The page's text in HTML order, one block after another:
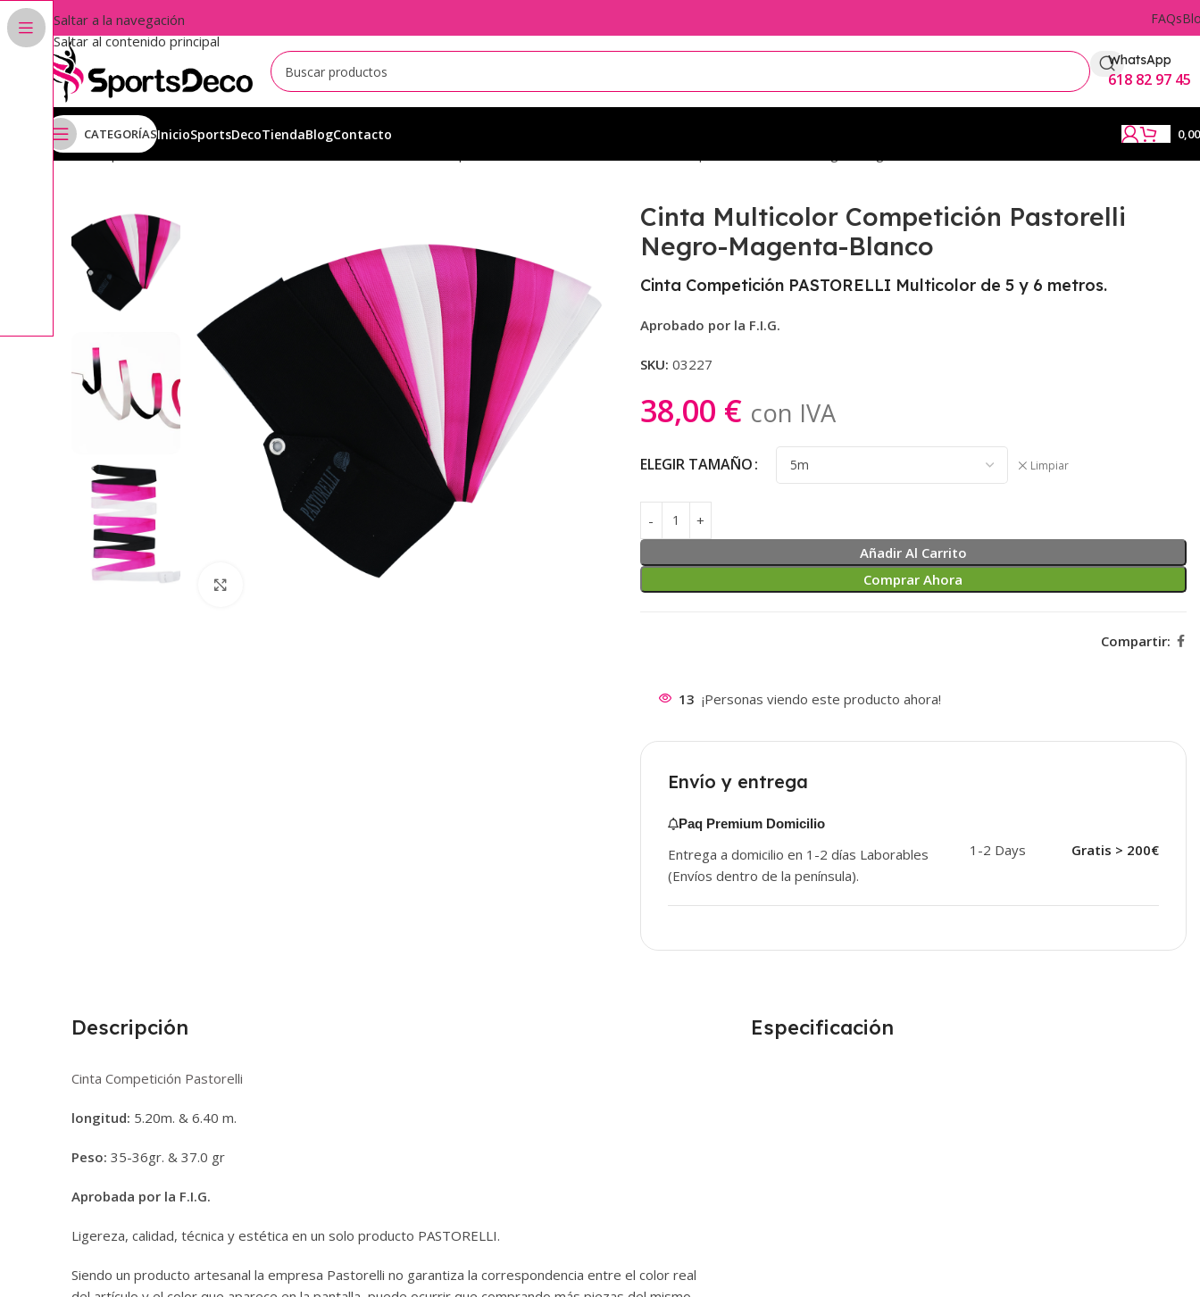
Saltar a la navegación
Saltar al contenido principal
FAQs
WhatsApp
618 82 97 45
CATEGORÍASInicioSportsDecoTiendaBlogContacto
Inicio Aparatos
Cinta Multicolor Competición Pastorelli
Negro-Magenta-Blanco
Cinta Competición PASTORELLI Multicolor de 5 y 6 metros.
Aprobado por la F.I.G.
SKU: 03227
38,00 € con IVA
ELEGIR TAMAÑO Limpiar
Añadir Al Carrito
Comprar Ahora
Compartir:
13 ¡Personas viendo este producto ahora!
Envío y entrega
Paq Premium Domicilio
Entrega a domicilio en 1-2 días Laborables
(Envíos dentro de la península).
1-2 Days Gratis > 200€
Descripción
Cinta Competición Pastorelli
longitud: 5.20m. & 6.40 m.
Peso: 35-36gr. & 37.0 gr
Aprobada por la F.I.G.
Ligereza, calidad, técnica y estética en un solo producto PASTORELLI.
Siendo un producto artesanal la empresa Pastorelli no garantiza la correspondencia entre el color real
Especificación